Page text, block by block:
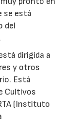
se está
del
dirigida a
y otros
Está
Cultivos
(Instituto